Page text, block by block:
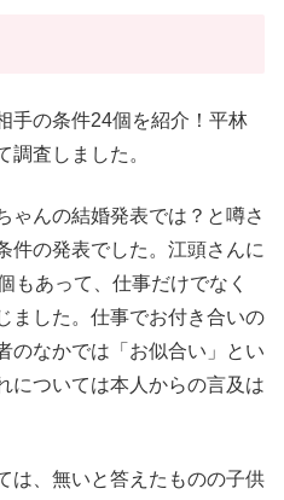
手の条件24個を紹介！平林
調査しました。
ゃんの結婚発表では？と噂さ
件の発表でした。江頭さんに
もあって、仕事だけでなく
ました。仕事でお付き合いの
のなかでは「お似合い」とい
については本人からの言及は
は、無いと答えたものの子供